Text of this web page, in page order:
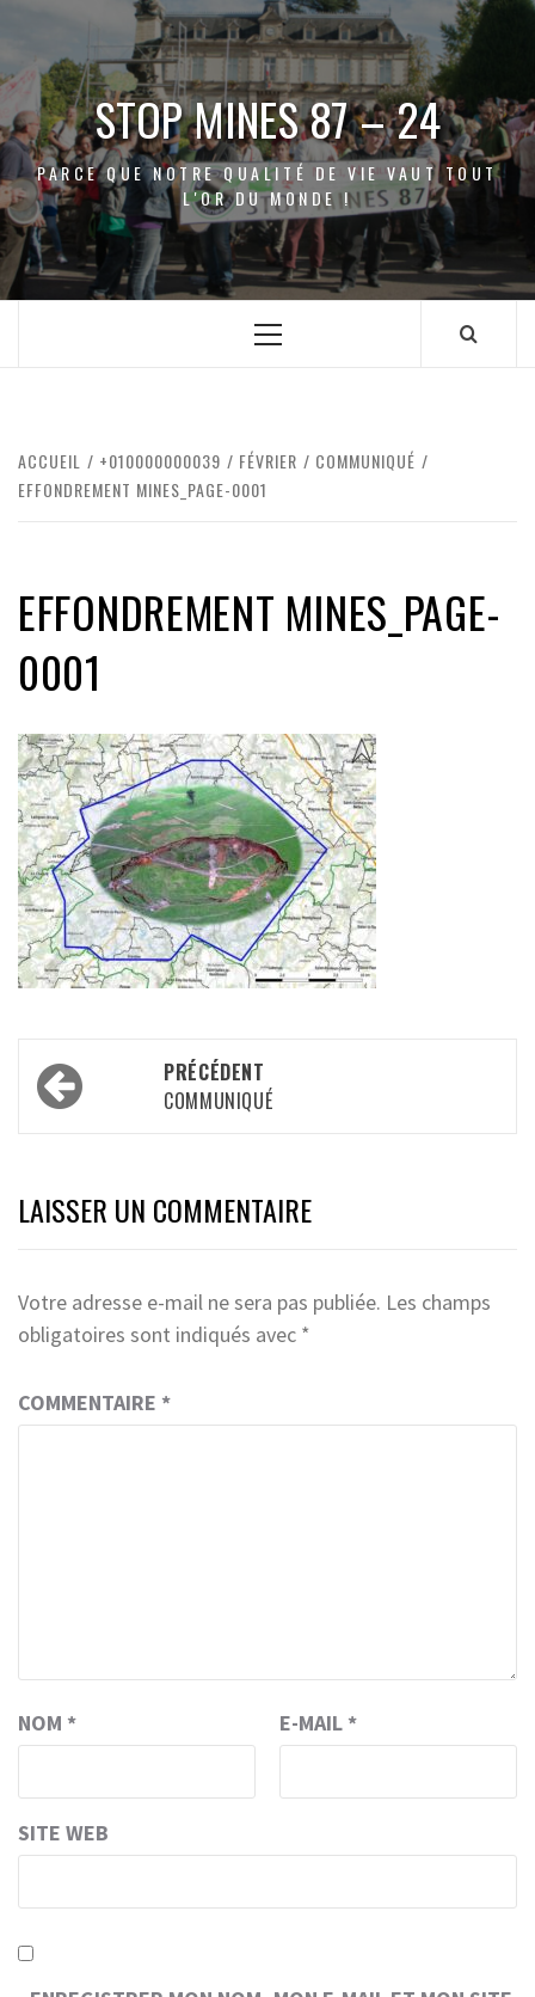
contenu
STOP MINES 87 – 24
PARCE QUE NOTRE QUALITÉ DE VIE VAUT TOUT
L'OR DU MONDE !
Menu
ACCUEIL +010000000039 FÉVRIER
COMMUNIQUÉ
EFFONDREMENT MINES_PAGE-0001
EFFONDREMENT MINES_PAGE-
0001
Navigation
d’article
PRÉCÉDENT
COMMUNIQUÉ
LAISSER UN COMMENTAIRE
Votre adresse e-mail ne sera pas publiée. Les champs
obligatoires sont indiqués avec *
COMMENTAIRE *
NOM * E-MAIL *
SITE WEB